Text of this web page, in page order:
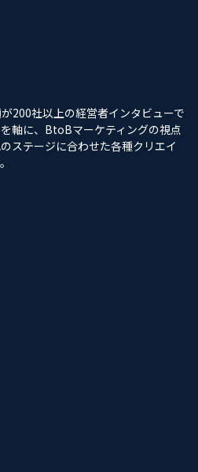
200社以上の経営者インタビューで
軸に、BtoBマーケティングの視点
ステージに合わせた各種クリエイ